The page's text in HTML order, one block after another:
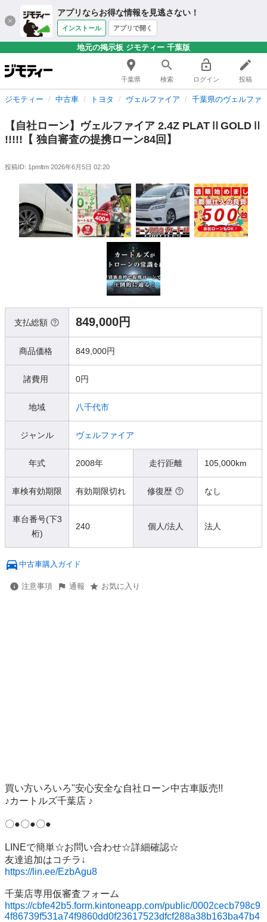
アプリならお得な情報を見逃さない！
インストール アプリで開く
地元の掲示板 ジモティー 千葉版
千葉県 検索 ログイン 投稿
ジモティー 中古車 トヨタ ヴェルファイア 千葉県のヴェルファ
【自社ローン】ヴェルファイア 2.4Z PLATⅡGOLDⅡ
!!!!!【 独自審査の提携ローン84回】
投稿ID: 1pmltm 2026年6月5日 02:20
支払総額 849,000円
商品価格 849,000円
諸費用 0円
地域 八千代市
ジャンル ヴェルファイア
年式 2008年 走行距離 105,000km
車検有効期限 有効期限切れ 修復歴 なし
車台番号(下3
桁)
240 個人/法人 法人
中古車購入ガイド
注意事項 通報 お気に入り
買い方いろいろ"安心安全な自社ローン中古車販売!!
♪カートルズ千葉店 ♪
〇●〇●〇●
LINEで簡単☆お問い合わせ☆詳細確認☆
https://lin.ee/EzbAgu8
https://cbfe42b5.form.kintoneapp.com/public/0002cecb798c9
4f86739f531a74f9860dd0f23617523dfcf288a38b163ba47b4